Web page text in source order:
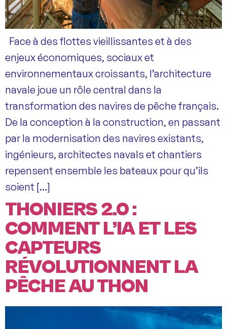
Face à des flottes vieillissantes et à des
enjeux économiques, sociaux et
environnementaux croissants, l’architecture
navale joue un rôle central dans la
transformation des navires de pêche français.
De la conception à la construction, en passant
par la modernisation des navires existants,
ingénieurs, architectes navals et chantiers
repensent ensemble les bateaux pour qu’ils
soient […]
THONIERS 2.0 :
COMMENT L’IA ET LES
CAPTEURS
RÉVOLUTIONNENT LA
PÊCHE AU THON